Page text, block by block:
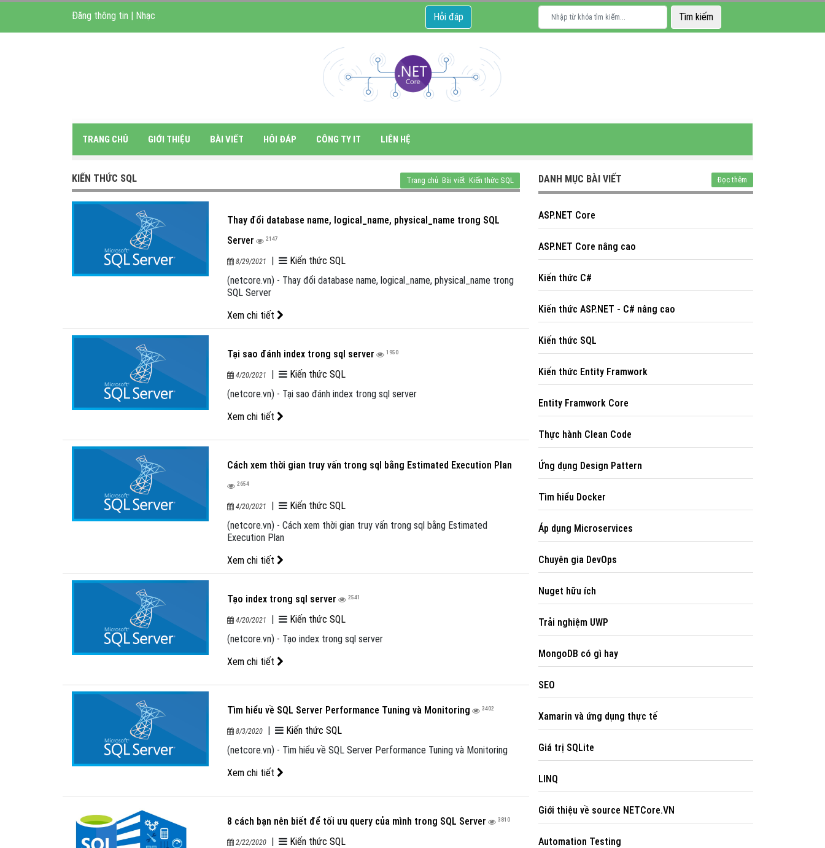
Đăng thông tin | Nhạc Hỏi đáp
TRANG CHỦ GIỚI THIỆU BÀI VIẾT HỎI ĐÁP CÔNG TY IT LIÊN HỆ
KIẾN THỨC SQL Trang chủ Bài viết Kiến thức SQL
Thay đổi database name, logical_name, physical_name trong SQL
Server
2147
8/29/2021 |
Kiến thức SQL
(netcore.vn) - Thay đổi database name, logical_name, physical_name trong
SQL Server
Xem chi tiết
Tại sao đánh index trong sql server 1950
4/20/2021 |
Kiến thức SQL
(netcore.vn) - Tại sao đánh index trong sql server
Xem chi tiết
Cách xem thời gian truy vấn trong sql bằng Estimated Execution Plan
2654
4/20/2021 |
Kiến thức SQL
(netcore.vn) - Cách xem thời gian truy vấn trong sql bằng Estimated
Execution Plan
Xem chi tiết
Tạo index trong sql server 2541
4/20/2021 |
Kiến thức SQL
(netcore.vn) - Tạo index trong sql server
Xem chi tiết
Tìm hiểu về SQL Server Performance Tuning và Monitoring 3402
8/3/2020 |
Kiến thức SQL
(netcore.vn) - Tìm hiểu về SQL Server Performance Tuning và Monitoring
Xem chi tiết
8 cách bạn nên biết để tối ưu query của mình trong SQL Server 3810
2/22/2020 |
Kiến thức SQL
DANH MỤC BÀI VIẾT Đọc thêm
ASP.NET Core
ASP.NET Core nâng cao
Kiến thức C#
Kiến thức ASP.NET - C# nâng cao
Kiến thức SQL
Kiến thức Entity Framwork
Entity Framwork Core
Thực hành Clean Code
Ứng dụng Design Pattern
Tìm hiểu Docker
Áp dụng Microservices
Chuyên gia DevOps
Nuget hữu ích
Trải nghiệm UWP
MongoDB có gì hay
SEO
Xamarin và ứng dụng thực tế
Giá trị SQLite
LINQ
Giới thiệu về source NETCore.VN
Automation Testing
Like Fanpage Để Ủng Hộ Chúng Tôi Duy Trì Website